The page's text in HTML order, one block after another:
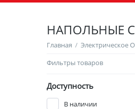
НАПОЛЬНЫЕ
Главная / Электрическое
Фильтры товаров
Доступность
В наличии